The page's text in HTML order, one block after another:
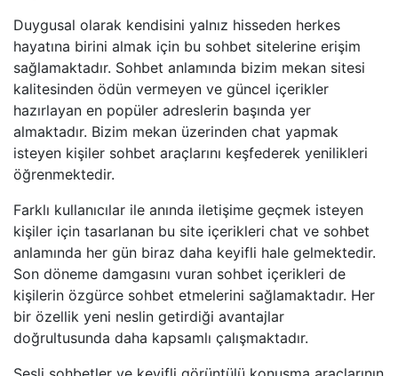
Duygusal olarak kendisini yalnız hisseden herkes
hayatına birini almak için bu sohbet sitelerine erişim
sağlamaktadır. Sohbet anlamında bizim mekan sitesi
kalitesinden ödün vermeyen ve güncel içerikler
hazırlayan en popüler adreslerin başında yer
almaktadır. Bizim mekan üzerinden chat yapmak
isteyen kişiler sohbet araçlarını keşfederek yenilikleri
öğrenmektedir.
Farklı kullanıcılar ile anında iletişime geçmek isteyen
kişiler için tasarlanan bu site içerikleri chat ve sohbet
anlamında her gün biraz daha keyifli hale gelmektedir.
Son döneme damgasını vuran sohbet içerikleri de
kişilerin özgürce sohbet etmelerini sağlamaktadır. Her
bir özellik yeni neslin getirdiği avantajlar
doğrultusunda daha kapsamlı çalışmaktadır.